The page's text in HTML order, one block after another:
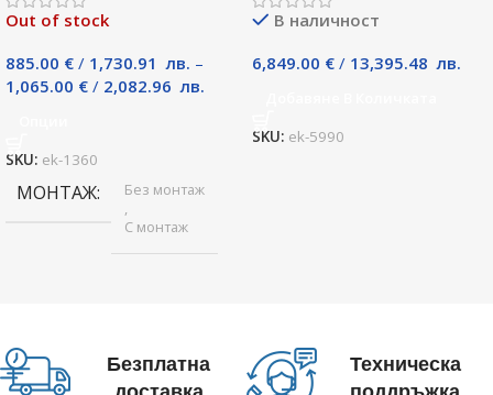
Out of stock
885.00 € / 1,730.91 лв. –
1,065.00 € / 2,082.96 лв.
SKU: ek-1360
МОНТАЖ
Без монтаж
,
С монтаж
В наличност
6,849.00 € / 13,395.48 лв.
SKU: ek-5990
Безплатна
Техническа